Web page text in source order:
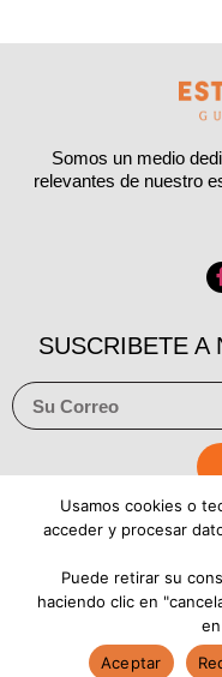
Somos un medio
relevantes de nuestro
SUSCRIBETE A
Aviso de
Usamos cookies o
acceder y procesar
Puede retirar su
haciendo clic en
Aceptar